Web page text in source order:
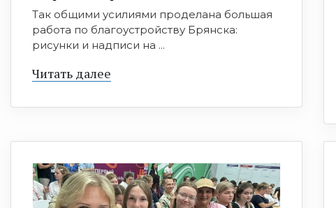
Так общими усилиями проделана большая
работа по благоустройству Брянска:
рисунки и надписи на ...
Читать далее